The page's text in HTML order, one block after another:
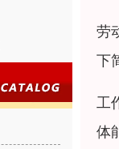
劳
下
工
体